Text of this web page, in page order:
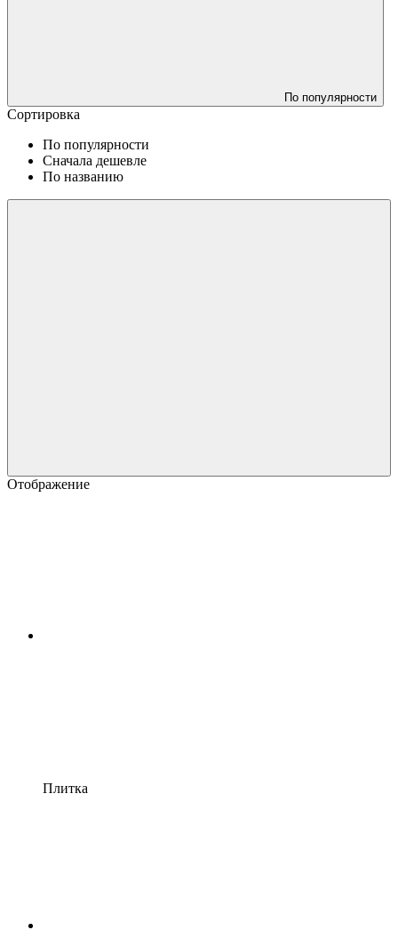
По популярности
Сортировка
По популярности
Сначала дешевле
По названию
Отображение
Плитка